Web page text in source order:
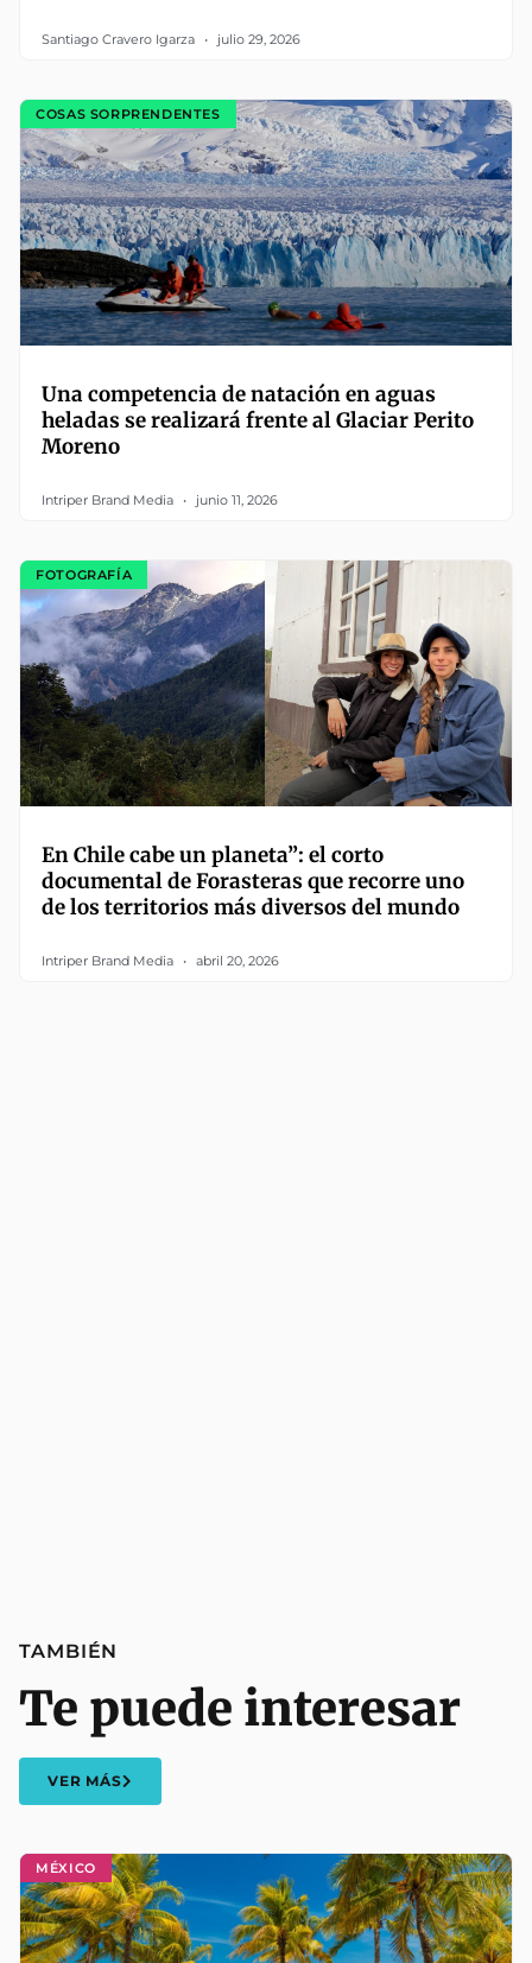
Santiago Cravero Igarza julio 29, 2026
COSAS SORPRENDENTES
Una competencia de natación en aguas
heladas se realizará frente al Glaciar Perito
Moreno
Intriper Brand Media junio 11, 2026
FOTOGRAFÍA
En Chile cabe un planeta”: el corto
documental de Forasteras que recorre uno
de los territorios más diversos del mundo
Intriper Brand Media abril 20, 2026
MÉXICO
TAMBIÉN
Te puede interesar
VER MÁS